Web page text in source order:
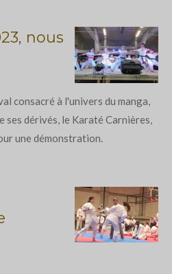
nous
consacré à l'univers du manga,
ses dérivés, le Karaté Carnières,
une démonstration.